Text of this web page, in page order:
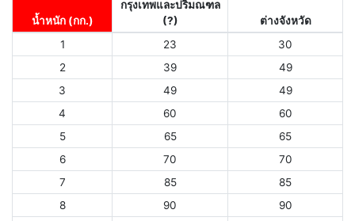
น้ำหนัก (กก.)
กรุงเทพและปริมณฑล
(?)
ต่างจังหวัด
1
23
30
2
39
49
3
49
49
4
60
60
5
65
65
6
70
70
7
85
85
8
90
90